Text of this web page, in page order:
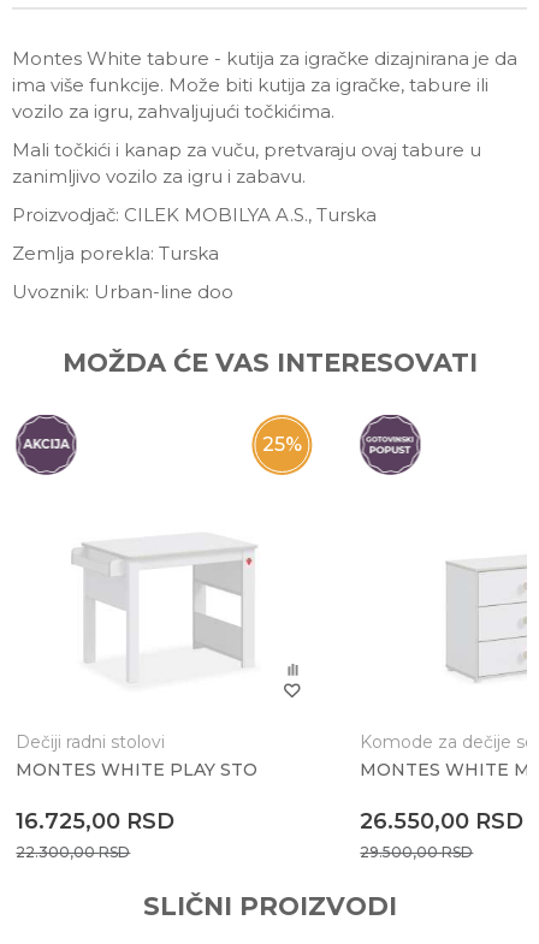
Montes White tabure - kutija za igračke dizajnirana je da
ima više funkcije. Može biti kutija za igračke, tabure ili
vozilo za igru, zahvaljujući točkićima.
Mali točkići i kanap za vuču, pretvaraju ovaj tabure u
zanimljivo vozilo za igru i zabavu.
Proizvodjač: CILEK MOBILYA A.S., Turska
Zemlja porekla: Turska
Uvoznik: Urban-line doo
Email
Anti-spam zaštita - izračunajte koliko je 6 - 1 :
MOŽDA ĆE VAS INTERESOVATI
25%
Dečiji radni stolovi
MONTES WHITE PLAY STO
16.725,00 RSD
22.300,00RSD
Komode za dečije
MONTES WHITE
26.550,00 RSD
29.500,00RSD
SLIČNI PROIZVODI